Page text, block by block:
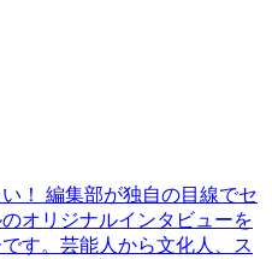
！ 編集部が独自の目線でセ
オリジナルインタビューを
す。芸能人から文化人、ス